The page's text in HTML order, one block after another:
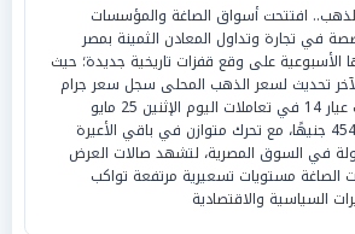
افتتحت أسواق الصاغة والمؤسسات
في تجارة وتداول المعادن الثمينة بمصر
الأسبوعية على وقع قفزات تاريخية جديدة؛ حيث
تحديث لسعر الذهب المحلى سجل سعر جرام
الذهب عيار 14 في تعاملات اليوم الإثنين 25 مايو
سعر4540 جنيهًا، مع تحرك متوازن في باقي الأعيرة
في السوق المصرية، لتشهد صالات العرض
الصاغة مستويات تسعيرية مرتفعة تواكب
السياسية والاقتصادية